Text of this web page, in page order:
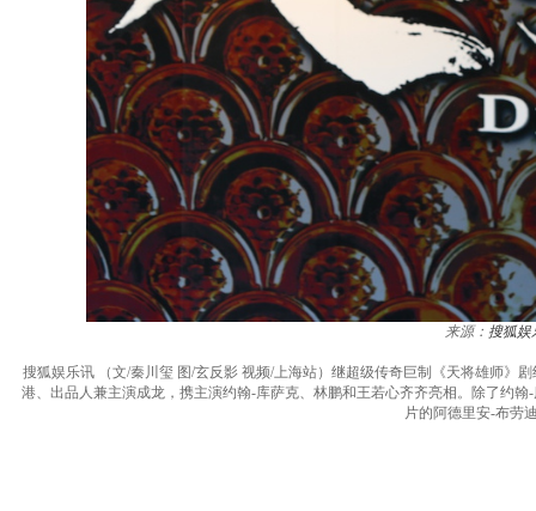
来源： 搜狐娱
搜狐娱乐讯 （文/秦川玺 图/玄反影 视频/上海站）继超级传奇巨制《天将雄师》
港、出品人兼主演成龙，携主演约翰-库萨克、林鹏和王若心齐齐亮相。除了约
片的阿德里安-布劳